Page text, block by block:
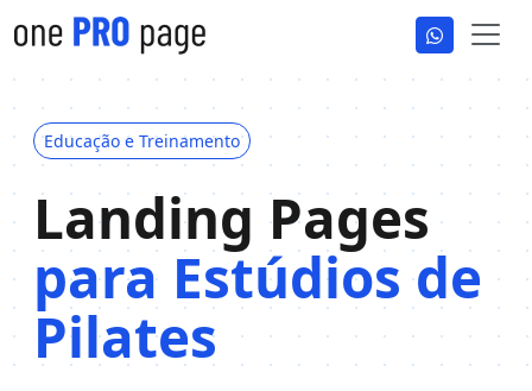
Educação e Treinamento
Landing Pages
para Estúdios de
Pilates